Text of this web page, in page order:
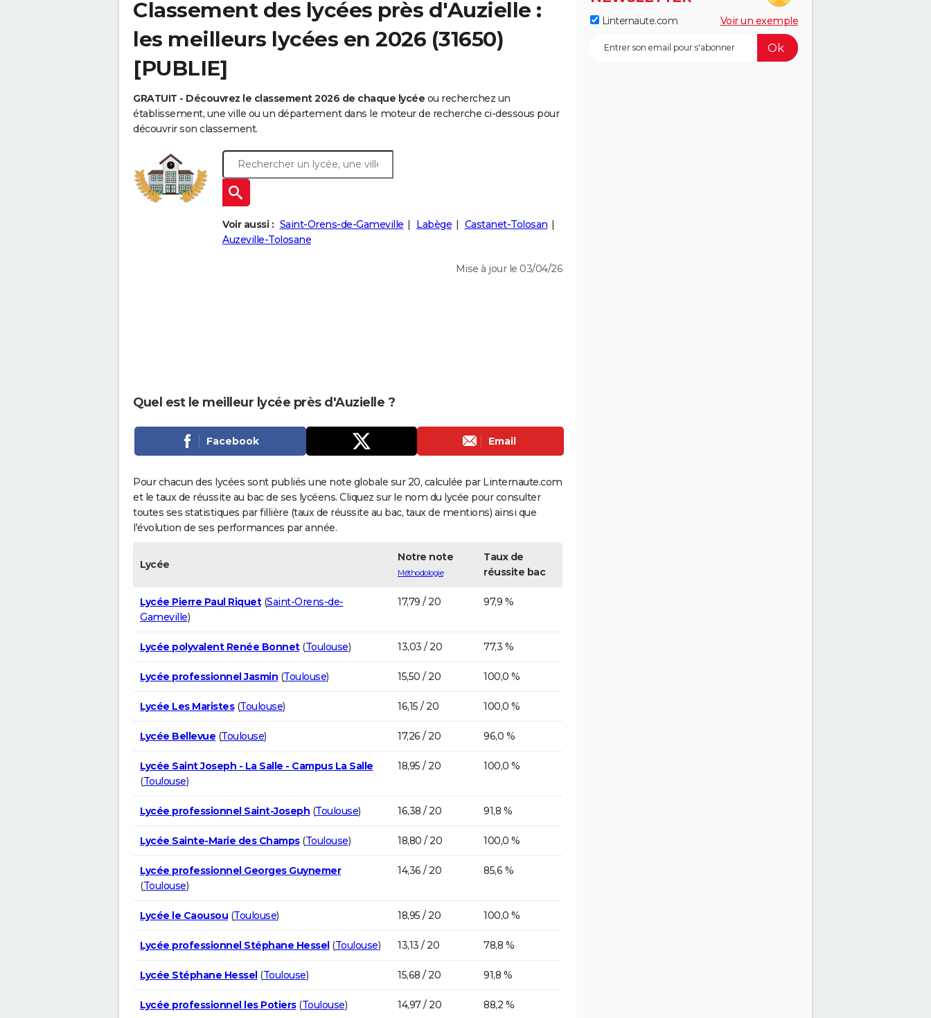
Classement des lycées près d'Auzielle :
les meilleurs lycées en 2026 (31650)
[PUBLIE]
GRATUIT - Découvrez le classement 2026 de chaque lycée ou recherchez un
établissement, une ville ou un département dans le moteur de recherche ci-dessous pour
découvrir son classement.
Voir aussi : Saint-Orens-de-Gameville Labège
Castanet-Tolosan
Auzeville-Tolosane
Mise à jour le 03/04/26
Quel est le meilleur lycée près d'Auzielle ?
Facebook Email
Pour chacun des lycées sont publiés une note globale sur 20, calculée par Linternaute.com
et le taux de réussite au bac de ses lycéens. Cliquez sur le nom du lycée pour consulter
toutes ses statistiques par fillière (taux de réussite au bac, taux de mentions) ainsi que
l'évolution de ses performances par année.
Lycée
Notre note
Méthodologie
Taux de
réussite bac
Lycée Pierre Paul Riquet(Saint-Orens-de-
Gameville)
17,79 / 20 97,9 %
Lycée polyvalent Renée Bonnet(Toulouse) 13,03 / 20 77,3 %
Lycée professionnel Jasmin (Toulouse) 15,50 / 20 100,0 %
Lycée Les Maristes(Toulouse) 16,15 / 20 100,0 %
Lycée Bellevue (Toulouse) 17,26 / 20 96,0 %
Lycée Saint Joseph - La Salle - Campus La Salle
(Toulouse)
18,95 / 20 100,0 %
Lycée professionnel Saint-Joseph (Toulouse) 16,38 / 20 91,8 %
Lycée Sainte-Marie des Champs(Toulouse) 18,80 / 20 100,0 %
Lycée professionnel Georges Guynemer
(Toulouse)
14,36 / 20 85,6 %
Lycée le Caousou (Toulouse) 18,95 / 20 100,0 %
Lycée professionnel Stéphane Hessel(Toulouse) 13,13 / 20 78,8 %
Lycée Stéphane Hessel(Toulouse) 15,68 / 20 91,8 %
Lycée professionnel les Potiers(Toulouse) 14,97 / 20 88,2 %
Linternaute.com Voir un exemple